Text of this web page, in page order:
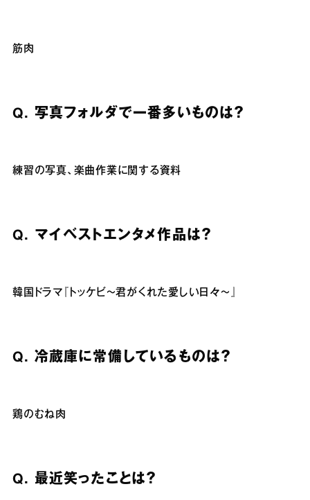
筋肉
Q. 写真フォルダで一番多いものは？
練習の写真、楽曲作業に関する資料
Q. マイベストエンタメ作品は？
韓国ドラマ『トッケビ〜君がくれた愛しい日々〜』
Q. 冷蔵庫に常備しているものは？
鶏のむね肉
Q. 最近笑ったことは？